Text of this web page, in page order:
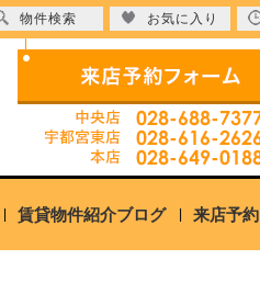
賃貸物件紹介ブログ 来店予約
物件検索 お気に入り